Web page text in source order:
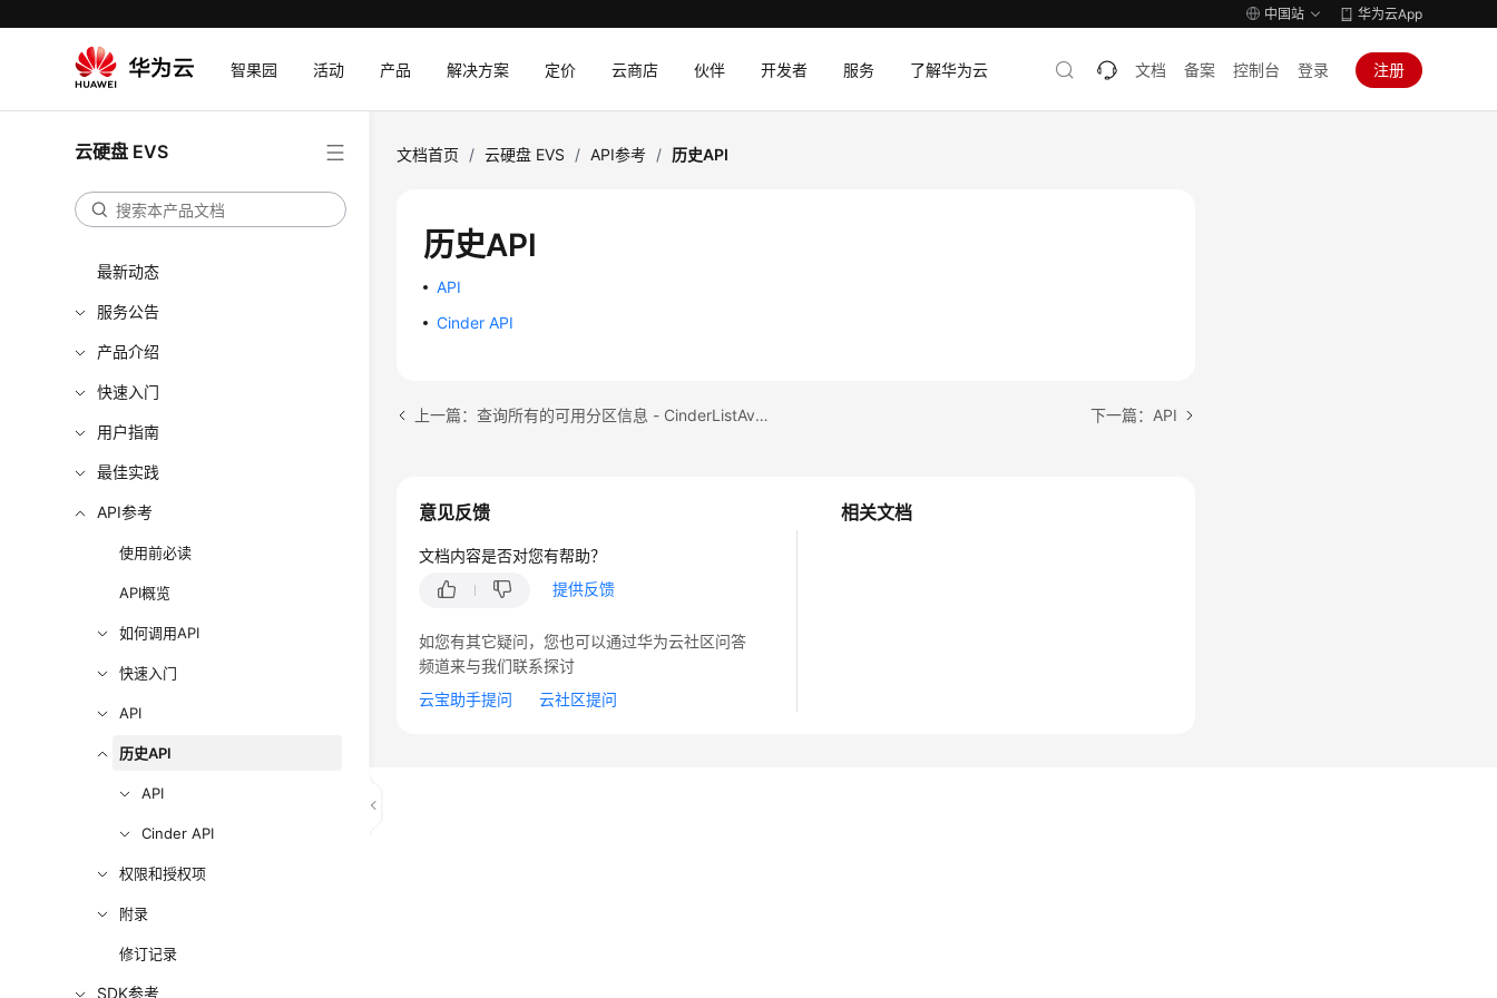
中国站 华为云App
智果园 活动 产品 解决方案 定价 云商店 伙伴 开发者 服务 了解华为云 文档 备案 控制台 登录 注册
云硬盘 EVS
最新动态
服务公告
产品介绍
快速入门
用户指南
最佳实践
API参考
使用前必读
API概览
如何调用API
快速入门
API
历史API
API
Cinder API
权限和授权项
附录
修订记录
SDK参考
文档首页 / 云硬盘 EVS / API参考 / 历史API
历史API
API
Cinder API
上一篇：查询所有的可用分区信息 - CinderListAvailabilityZones 下一篇：API
相关文档
意见反馈
文档内容是否对您有帮助？
提供反馈
如您有其它疑问，您也可以通过华为云社区问答
频道来与我们联系探讨
云宝助手提问
云社区提问